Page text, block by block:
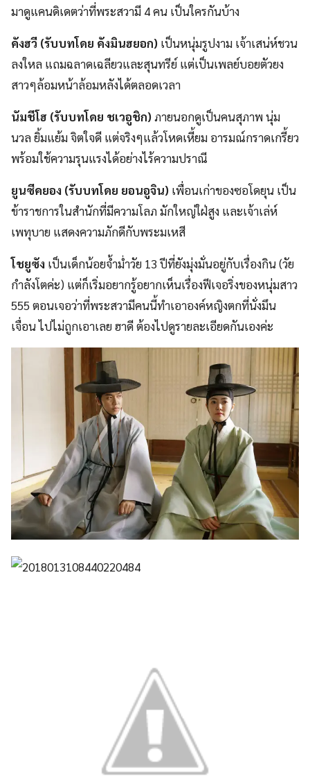
มาดูแคนดิเดตว่าที่พระสวามี 4 คน เป็นใครกันบ้าง
คังฮวี (รับบทโดย คังมินฮยอก) เป็นหนุ่มรูปงาม เจ้าเสน่ห์ชวน
ลงใหล แถมฉลาดเฉลียวและสุนทรีย์ แต่เป็นเพลย์บอยตัวยง
สาวๆล้อมหน้าล้อมหลังได้ตลอดเวลา
นัมชีโฮ (รับบทโดย ชเวอูชิก)ภายนอกดูเป็นคนสุภาพ นุ่ม
นวล ยิ้มแย้ม จิตใจดี แต่จริงๆแล้วโหดเหี้ยม อารมณ์กราดเกรี้ยว
พร้อมใช้ความรุนแรงได้อย่างไร้ความปราณี
ยูนซีคยอง (รับบทโดย ยอนอูจิน) เพื่อนเก่าของซอโดยุน เป็น
ข้าราชการในสำนักที่มีความโลภ มักใหญ่ใฝ่สูง และเจ้าเล่ห์
เพทุบาย แสดงความภักดีกับพระมเหสี
โชยูซัง เป็นเด็กน้อยจ้ำม่ำวัย 13 ปีที่ยังมุ่งมั่นอยู่กับเรื่องกิน (วัย
กำลังโตค่ะ) แต่ก็เริ่มอยากรู้อยากเห็นเรื่องฟีเจอริ่งของหนุ่มสาว
555 ตอนเจอว่าที่พระสวามีคนนี้ทำเอาองค์หญิงตกที่นั่งมึน
เจื่อน ไปไม่ถูกเอาเลย ฮาดี ต้องไปดูรายละเอียดกันเองค่ะ